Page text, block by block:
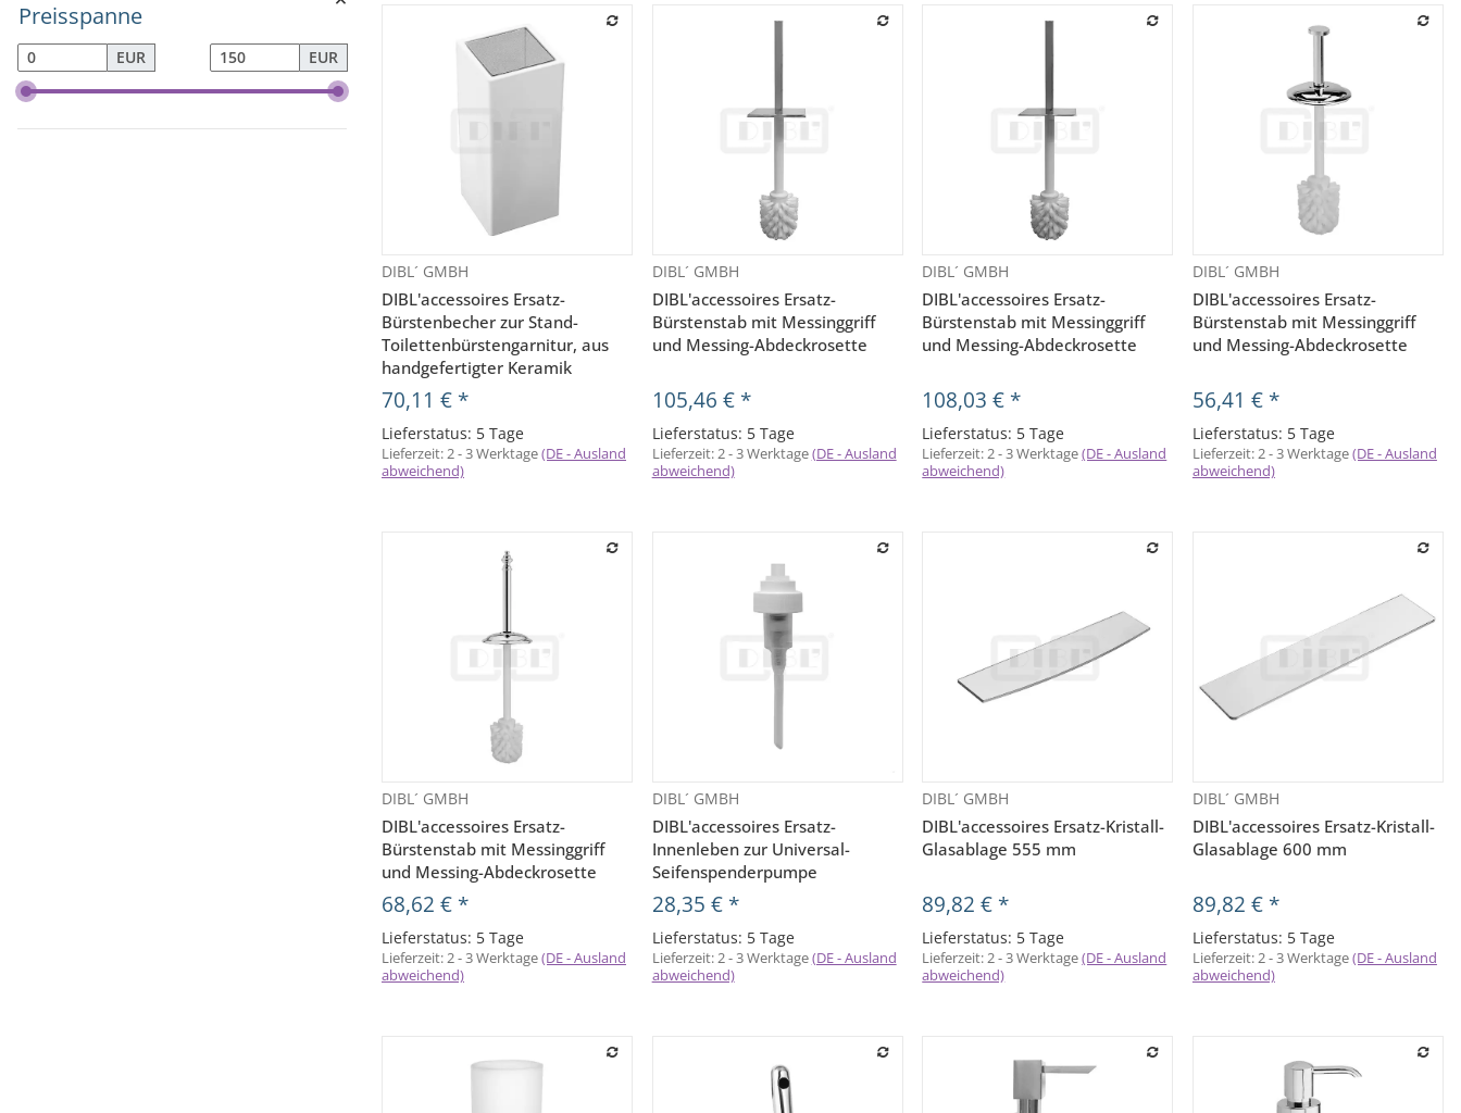
DIBL´ GMBH
DIBL'accessoires Ersatz-
Bürstenbecher zur Stand-
Toilettenbürstengarnitur, aus
handgefertigter Keramik
70,11 € *
Lieferstatus: 5 Tage
Lieferzeit:2 - 3 Werktage(DE - Ausland
abweichend)
DIBL´ GMBH
DIBL'accessoires Ersatz-
Bürstenstab mit Messinggriff
und Messing-Abdeckrosette
105,46 € *
Lieferstatus: 5 Tage
Lieferzeit:2 - 3 Werktage(DE - Ausland
abweichend)
DIBL´ GMBH
DIBL'accessoires Ersatz-
Bürstenstab mit Messinggriff
und Messing-Abdeckrosette
108,03 € *
Lieferstatus: 5 Tage
Lieferzeit:2 - 3 Werktage(DE - Ausland
abweichend)
DIBL´ GMBH
DIBL'accessoires Ersatz-
Bürstenstab mit Messinggriff
und Messing-Abdeckrosette
56,41 € *
Lieferstatus: 5 Tage
Lieferzeit:2 - 3 Werktage(DE - Ausland
abweichend)
DIBL´ GMBH
DIBL'accessoires Ersatz-
Bürstenstab mit Messinggriff
und Messing-Abdeckrosette
68,62 € *
Lieferstatus: 5 Tage
Lieferzeit:2 - 3 Werktage(DE - Ausland
abweichend)
DIBL´ GMBH
DIBL'accessoires Ersatz-
Innenleben zur Universal-
Seifenspenderpumpe
28,35 € *
Lieferstatus: 5 Tage
Lieferzeit:2 - 3 Werktage(DE - Ausland
abweichend)
DIBL´ GMBH
DIBL'accessoires Ersatz-Kristall-
Glasablage 555 mm
89,82 € *
Lieferstatus: 5 Tage
Lieferzeit:2 - 3 Werktage(DE - Ausland
abweichend)
DIBL´ GMBH
DIBL'accessoires Ersatz-Kristall-
Glasablage 600 mm
89,82 € *
Lieferstatus: 5 Tage
Lieferzeit:2 - 3 Werktage(DE - Ausland
abweichend)
Preisspanne
EUR EUR